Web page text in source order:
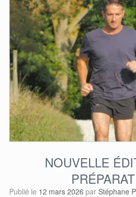
NOUVELLE
Publié le 12 mars 2026 par Stéphane